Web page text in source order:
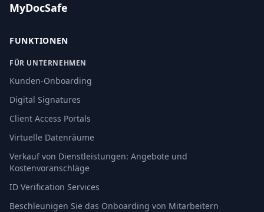
MyDocSafe
FUNKTIONEN
FÜR UNTERNEHMEN
Kunden-Onboarding
Digital Signatures
Client Access Portals
Virtuelle Datenräume
Verkauf von Dienstleistungen: Angebote und
Kostenvoranschläge
ID Verification Services
Beschleunigen Sie das Onboarding von Mitarbeitern